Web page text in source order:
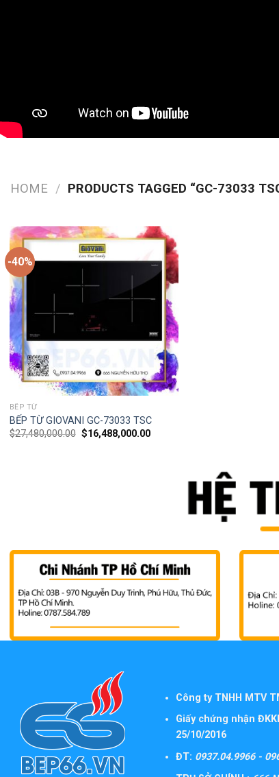
HOME / PRODUCTS TAGGED “GC-73033
-40%
BẾP TỪ
BẾP TỪ GIOVANI GC-73033 TSC
$27,480,000.00 $16,488,000.00
Công ty TNHH MTV
Giấy chứng nhận
25/10/2016
ĐT: 0937.04.9966 -